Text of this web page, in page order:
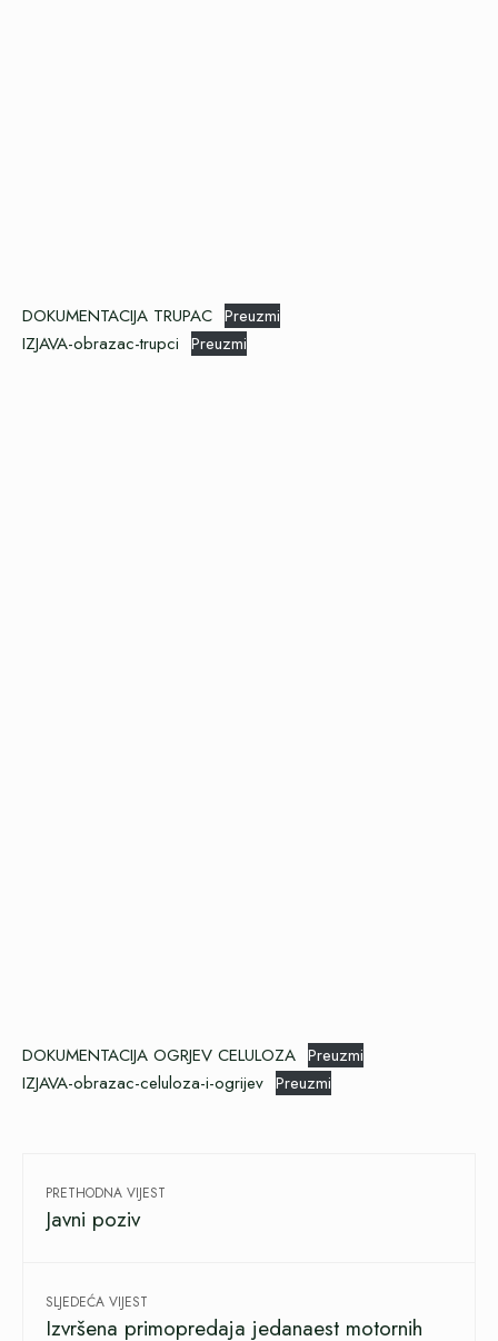
DOKUMENTACIJA TRUPAC Preuzmi
IZJAVA-obrazac-trupci Preuzmi
DOKUMENTACIJA OGRJEV CELULOZA Preuzmi
IZJAVA-obrazac-celuloza-i-ogrijev Preuzmi
PRETHODNA VIJEST
Javni poziv
SLJEDEĆA VIJEST
Izvršena primopredaja jedanaest motornih